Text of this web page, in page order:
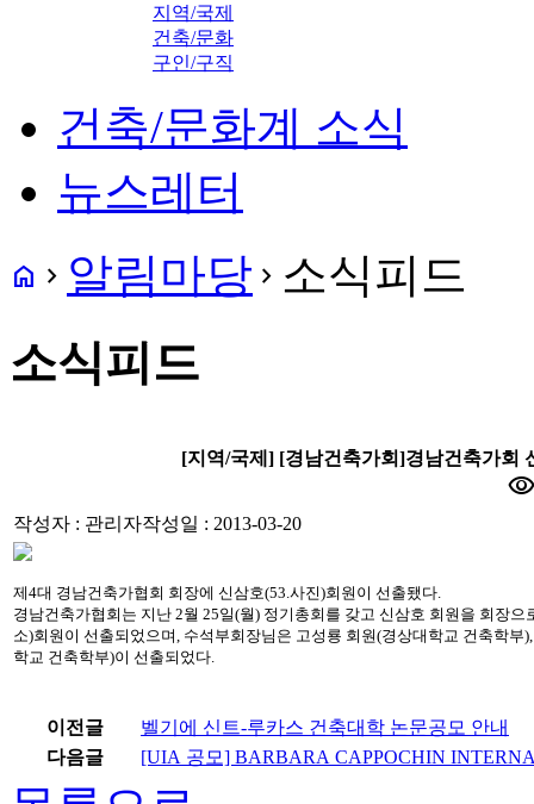
지역/국제
건축/문화
구인/구직
건축/문화계 소식
뉴스레터
home navigate_next 알림마당 navigate_next 소식피드
소식피드
[지역/국제] [경남건축가회]경남건축가회
작성자 : 관리자작성일 : 2013-03-20
제4대 경남건축가협회 회장에 신삼호(53.사진)회원이 선출됐다.
경남건축가협회는 지난 2월 25일(월) 정기총회를 갖고 신삼호 회원을 회장
소)회원이 선출되었으며, 수석부회장님은 고성룡 회원(경상대학교 건축학
학교 건축학부)이 선출되었다.
이전글
벨기에 신트-루카스 건축대학 논문공모 안내
다음글
[UIA 공모] BARBARA CAPPOCHIN